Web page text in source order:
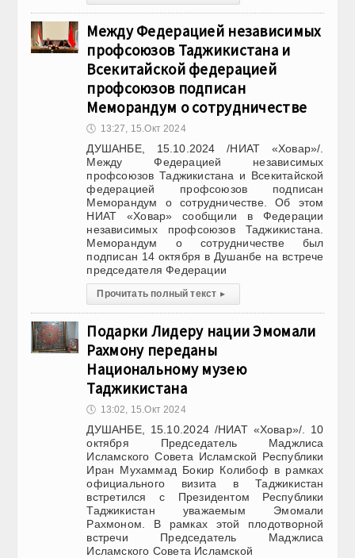
Между Федерацией независимых
профсоюзов Таджикистана и
Всекитайской федерацией
профсоюзов подписан
Меморандум о сотрудничестве
🕔 13:27, 15.Окт 2024
ДУШАНБЕ, 15.10.2024 /НИАТ «Ховар»/.
Между Федерацией независимых
профсоюзов Таджикистана и Всекитайской
федерацией профсоюзов подписан
Меморандум о сотрудничестве. Об этом
НИАТ «Ховар» сообщили в Федерации
независимых профсоюзов Таджикистана.
Меморандум о сотрудничестве был
подписан 14 октября в Душанбе на встрече
председателя Федерации
Прочитать полный текст ▸
Подарки Лидеру нации Эмомали
Рахмону переданы
Национальному музею
Таджикистана
🕔 13:02, 15.Окт 2024
ДУШАНБЕ, 15.10.2024 /НИАТ «Ховар»/. 10
октября Председатель Маджлиса
Исламского Совета Исламской Республики
Иран Мухаммад Бокир Колибоф в рамках
официального визита в Таджикистан
встретился с Президентом Республики
Таджикистан уважаемым Эмомали
Рахмоном. В рамках этой плодотворной
встречи Председатель Маджлиса
Исламского Совета Исламской